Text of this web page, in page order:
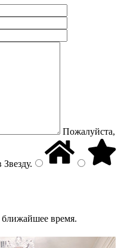
Пожалуйста,
Звезду.
время.